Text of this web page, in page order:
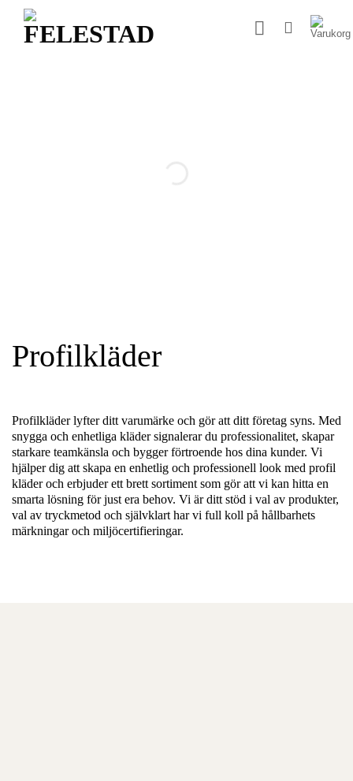
content
Profilkläder
Profilkläder lyfter ditt varumärke och gör att ditt företag syns. Med
snygga och enhetliga kläder signalerar du professionalitet, skapar
starkare teamkänsla och bygger förtroende hos dina kunder. Vi
hjälper dig att skapa en enhetlig och professionell look med profil
kläder och erbjuder ett brett sortiment som gör att vi kan hitta en
smarta lösning för just era behov. Vi är ditt stöd i val av produkter,
val av tryckmetod och självklart har vi full koll på hållbarhets
märkningar och miljöcertifieringar.